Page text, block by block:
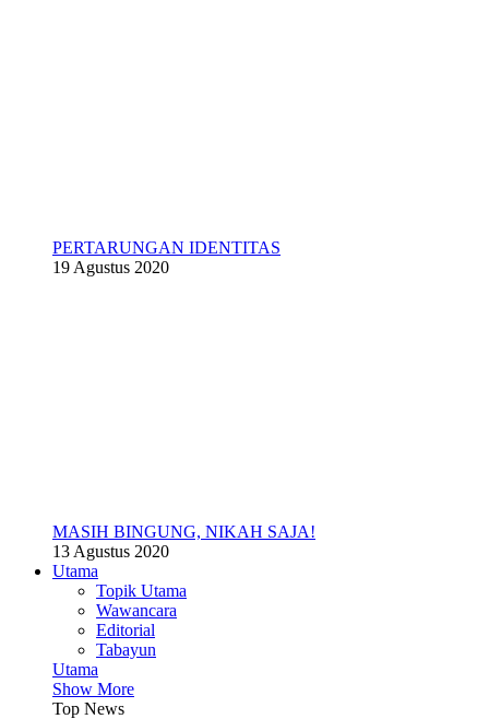
PERTARUNGAN IDENTITAS
19 Agustus 2020
MASIH BINGUNG, NIKAH SAJA!
13 Agustus 2020
Utama
Topik Utama
Wawancara
Editorial
Tabayun
Utama
Show More
Top News